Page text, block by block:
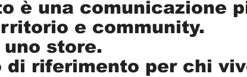
è una comunicazione
e community.
uno store.
di riferimento per chi